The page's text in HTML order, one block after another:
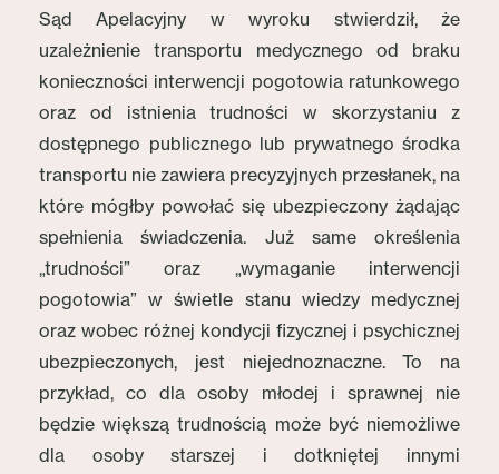
Sąd Apelacyjny w wyroku stwierdził, że
uzależnienie transportu medycznego od braku
konieczności interwencji pogotowia ratunkowego
oraz od istnienia trudności w skorzystaniu z
dostępnego publicznego lub prywatnego środka
transportu nie zawiera precyzyjnych przesłanek, na
które mógłby powołać się ubezpieczony żądając
spełnienia świadczenia. Już same określenia
„trudności” oraz „wymaganie interwencji
pogotowia” w świetle stanu wiedzy medycznej
oraz wobec różnej kondycji fizycznej i psychicznej
ubezpieczonych, jest niejednoznaczne. To na
przykład, co dla osoby młodej i sprawnej nie
będzie większą trudnością może być niemożliwe
dla osoby starszej i dotkniętej innymi